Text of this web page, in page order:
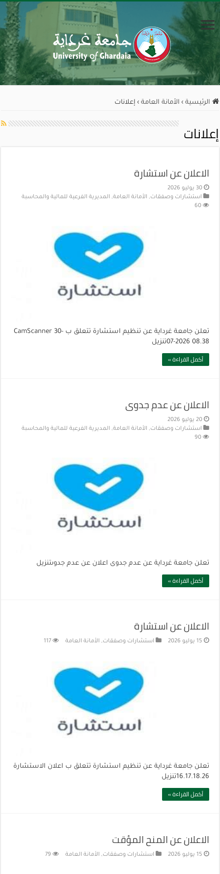
الرئيسية › الأمانة العامة › إعلانات
إعلانات
الاعلان عن استشارة
30 يوليو 2026
استشارات وصفقات, الأمانة العامة, المديرية الفرعية للمالية والمحاسبة
60
تعلن جامعة غرداية عن تنظيم استشارة تتعلق ب CamScanner 30-
07-2026 08.38تنزيل
أكمل القراءة »
الاعلان عن عدم جدوى
20 يوليو 2026
استشارات وصفقات, الأمانة العامة, المديرية الفرعية للمالية والمحاسبة
90
تعلن جامعة غرداية عن عدم جدوى اعلان عن عدم جدوىتنزيل
أكمل القراءة »
الاعلان عن استشارة
15 يوليو 2026 استشارات وصفقات, الأمانة العامة 117
تعلن جامعة غرداية عن تنظيم استشارة تتعلق ب اعلان الاستشارة
16.17.18.26تنزيل
أكمل القراءة »
الاعلان عن المنح المؤقت
15 يوليو 2026 استشارات وصفقات, الأمانة العامة 79